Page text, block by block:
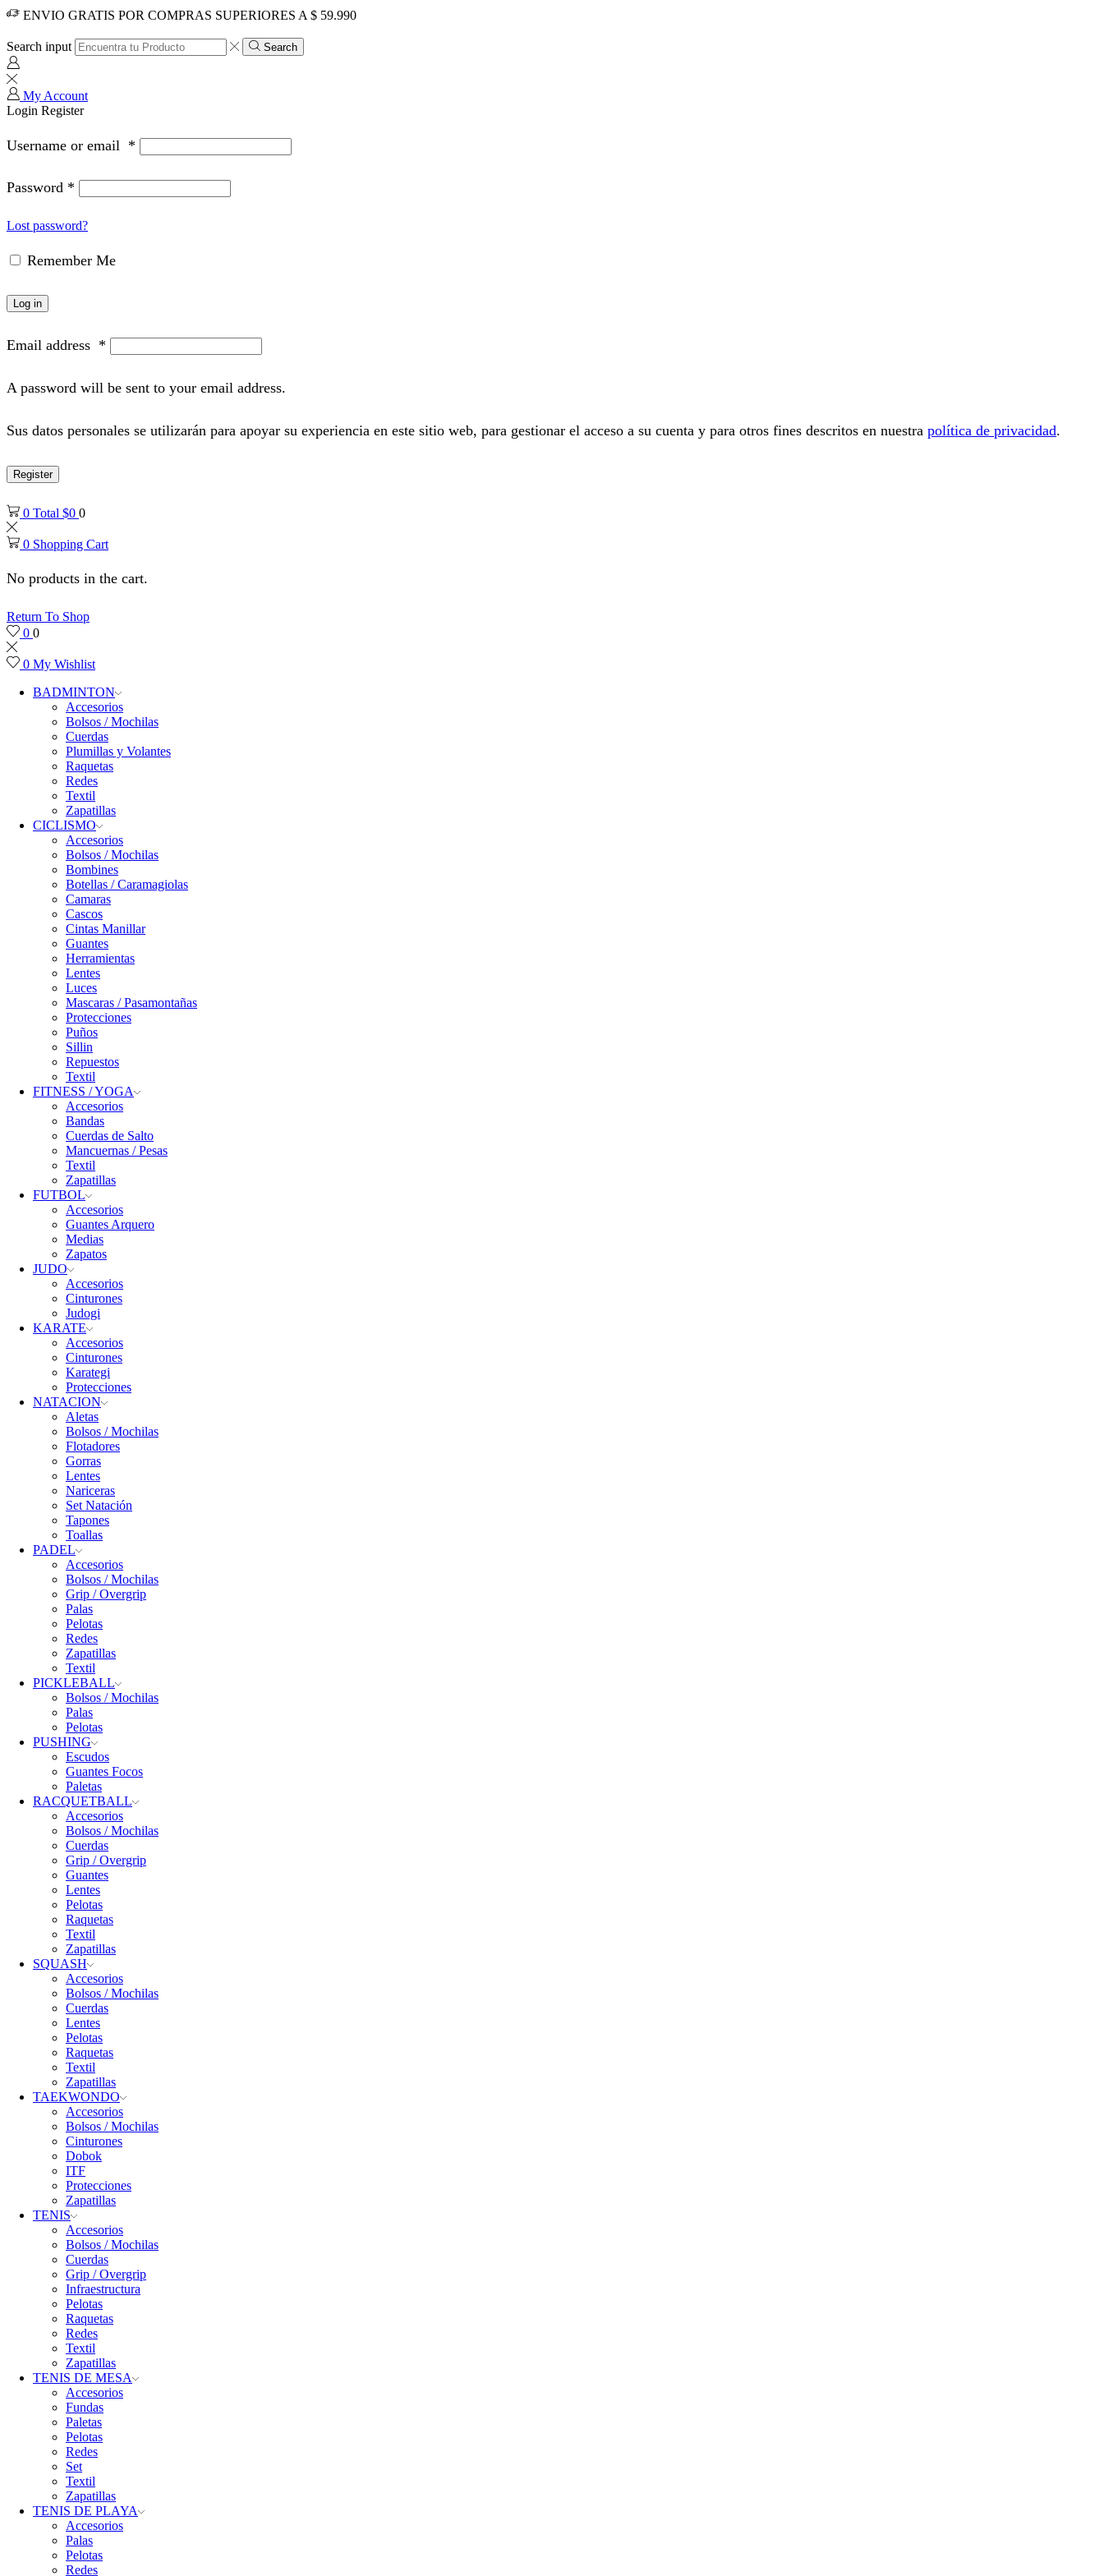
ENVIO GRATIS POR COMPRAS SUPERIORES A $ 59.990
Search input Search
My Account
Login Register
Username or email *
Password *
Lost password?
Remember Me
Log in
Email address *
A password will be sent to your email address.
Sus datos personales se utilizarán para apoyar su experiencia en este sitio web, para gestionar el acceso a su cuenta y para otros fines descritos en nuestra política de privacidad.
Register
0 Total $0 0
0 Shopping Cart
No products in the cart.
Return To Shop
0 0
0 My Wishlist
BADMINTON
Accesorios
Bolsos / Mochilas
Cuerdas
Plumillas y Volantes
Raquetas
Redes
Textil
Zapatillas
CICLISMO
Accesorios
Bolsos / Mochilas
Bombines
Botellas / Caramagiolas
Camaras
Cascos
Cintas Manillar
Guantes
Herramientas
Lentes
Luces
Mascaras / Pasamontañas
Protecciones
Puños
Sillin
Repuestos
Textil
FITNESS / YOGA
Accesorios
Bandas
Cuerdas de Salto
Mancuernas / Pesas
Textil
Zapatillas
FUTBOL
Accesorios
Guantes Arquero
Medias
Zapatos
JUDO
Accesorios
Cinturones
Judogi
KARATE
Accesorios
Cinturones
Karategi
Protecciones
NATACION
Aletas
Bolsos / Mochilas
Flotadores
Gorras
Lentes
Nariceras
Set Natación
Tapones
Toallas
PADEL
Accesorios
Bolsos / Mochilas
Grip / Overgrip
Palas
Pelotas
Redes
Zapatillas
Textil
PICKLEBALL
Bolsos / Mochilas
Palas
Pelotas
PUSHING
Escudos
Guantes Focos
Paletas
RACQUETBALL
Accesorios
Bolsos / Mochilas
Cuerdas
Grip / Overgrip
Guantes
Lentes
Pelotas
Raquetas
Textil
Zapatillas
SQUASH
Accesorios
Bolsos / Mochilas
Cuerdas
Lentes
Pelotas
Raquetas
Textil
Zapatillas
TAEKWONDO
Accesorios
Bolsos / Mochilas
Cinturones
Dobok
ITF
Protecciones
Zapatillas
TENIS
Accesorios
Bolsos / Mochilas
Cuerdas
Grip / Overgrip
Infraestructura
Pelotas
Raquetas
Redes
Textil
Zapatillas
TENIS DE MESA
Accesorios
Fundas
Paletas
Pelotas
Redes
Set
Textil
Zapatillas
TENIS DE PLAYA
Accesorios
Palas
Pelotas
Redes